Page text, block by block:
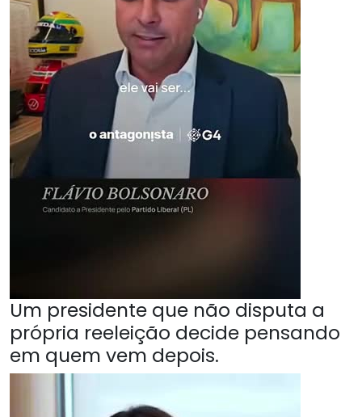
Um presidente que não disputa a
própria reeleição decide pensando
em quem vem depois.